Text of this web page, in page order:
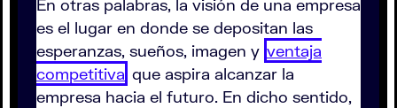
En otras palabras, la visión de una empresa
es el lugar en donde se depositan las
esperanzas, sueños, imagen y ventaja
competitiva que aspira alcanzar la
empresa hacia el futuro. En dicho sentido,